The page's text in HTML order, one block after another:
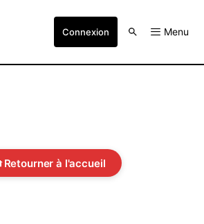
Connexion Menu
Retourner à l'accueil